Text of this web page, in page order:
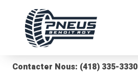
Contacter Nous: (418) 335-3330